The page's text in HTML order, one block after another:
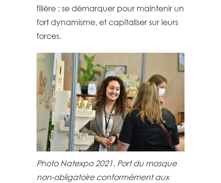
filière : se démarquer pour maintenir un
fort dynamisme, et capitaliser sur leurs
forces.
Photo Natexpo 2021. Port du masque
non-obligatoire conformément aux